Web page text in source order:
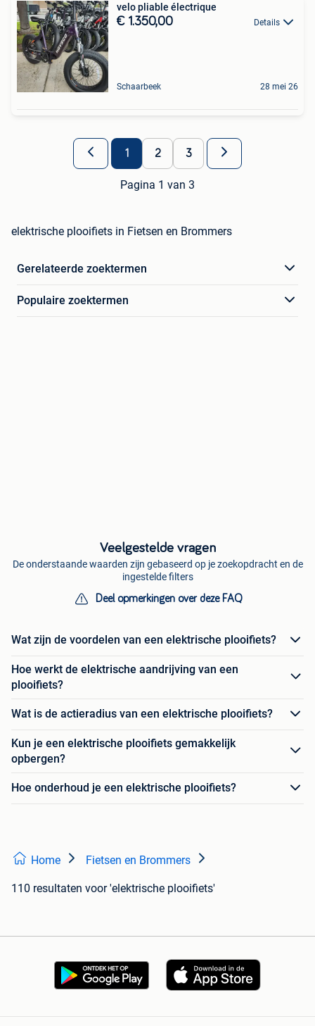
velo pliable électrique
€ 1.350,00 Details
Schaarbeek 28 mei 26
1 2 3
Pagina 1 van 3
elektrische plooifiets in Fietsen en Brommers
Gerelateerde zoektermen
Populaire zoektermen
Veelgestelde vragen
De onderstaande waarden zijn gebaseerd op je zoekopdracht en de
ingestelde filters
Deel opmerkingen over deze FAQ
Wat zijn de voordelen van een elektrische plooifiets?
Hoe werkt de elektrische aandrijving van een
plooifiets?
Wat is de actieradius van een elektrische plooifiets?
Kun je een elektrische plooifiets gemakkelijk
opbergen?
Hoe onderhoud je een elektrische plooifiets?
Home Fietsen en Brommers
110 resultaten voor 'elektrische plooifiets'